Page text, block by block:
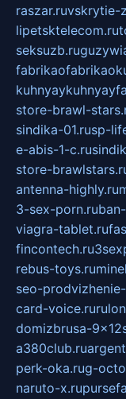
raszar.ruvskrytie-
lipetsktelecom.ru
seksuzb.ru
store-brawl-
sindika-01.rusp-
e-abis-1-c.ru
store-
antenna-highly.ru
3-sex-porn.ru
viagra-tablet.ru
fincontech.ru
rebus-toys.ru
seo-
card-voice.ru
domizbrusa-
a380club.ru
perk-oka.rug-
naruto-x.ru